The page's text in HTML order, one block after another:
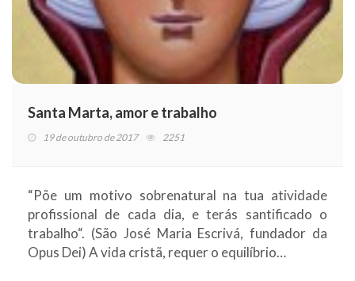
Santa Marta, amor e trabalho
19 de outubro de 2017 2251
“Põe um motivo sobrenatural na tua atividade
profissional de cada dia, e terás santificado o
trabalho“. (São José Maria Escrivá, fundador da
Opus Dei) A vida cristã, requer o equilíbrio…